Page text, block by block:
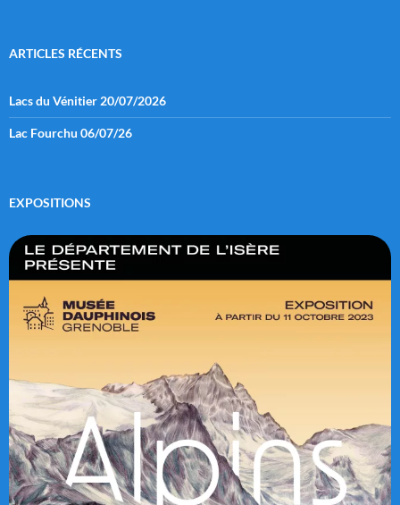
ARTICLES RÉCENTS
Lacs du Vénitier 20/07/2026
Lac Fourchu 06/07/26
EXPOSITIONS